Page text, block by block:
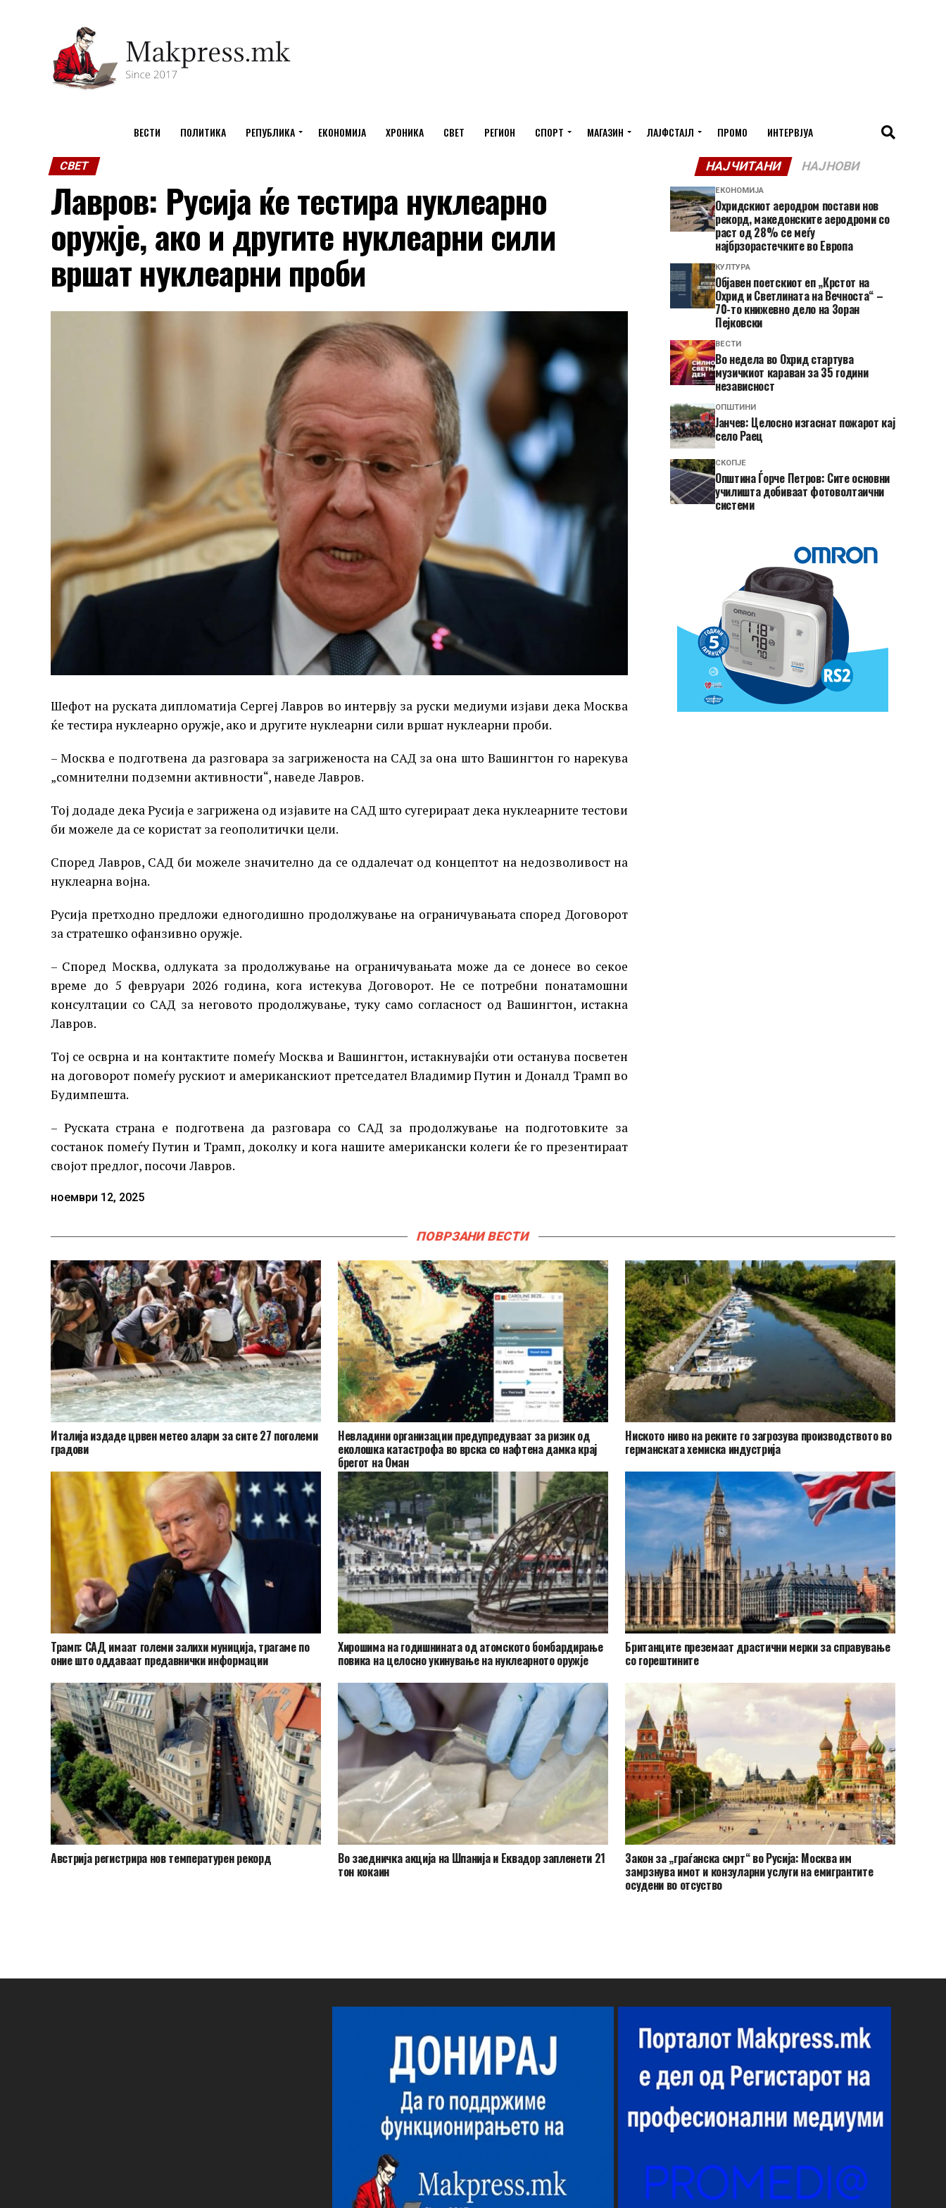
ВЕСТИ ПОЛИТИКА РЕПУБЛИКА ЕКОНОМИЈА ХРОНИКА СВЕТ РЕГИОН СПОРТ МАГАЗИН ЛАЈФСТАЈЛ ПРОМО ИНТЕРВЈУА
СВЕТ
Лавров: Русија ќе тестира нуклеарно
оружје, ако и другите нуклеарни сили
вршат нуклеарни проби
Шефот на руската дипломатија Сергеј Лавров во интервју за руски медиуми изјави дека Москва
ќе тестира нуклеарно оружје, ако и другите нуклеарни сили вршат нуклеарни проби.
– Москва е подготвена да разговара за загриженоста на САД за она што Вашингтон го нарекува
„сомнителни подземни активности“, наведе Лавров.
Тој додаде дека Русија е загрижена од изјавите на САД што сугерираат дека нуклеарните тестови
би можеле да се користат за геополитички цели.
Според Лавров, САД би можеле значително да се оддалечат од концептот на недозволивост на
нуклеарна војна.
Русија претходно предложи едногодишно продолжување на ограничувањата според Договорот
за стратешко офанзивно оружје.
– Според Москва, одлуката за продолжување на ограничувањата може да се донесе во секое
време до 5 февруари 2026 година, кога истекува Договорот. Не се потребни понатамошни
консултации со САД за неговото продолжување, туку само согласност од Вашингтон, истакна
Лавров.
Тој се осврна и на контактите помеѓу Москва и Вашингтон, истакнувајќи оти останува посветен
на договорот помеѓу рускиот и американскиот претседател Владимир Путин и Доналд Трамп во
Будимпешта.
– Руската страна е подготвена да разговара со САД за продолжување на подготовките за
состанок помеѓу Путин и Трамп, доколку и кога нашите американски колеги ќе го презентираат
својот предлог, посочи Лавров.
ноември 12, 2025
НАЈЧИТАНИ НАЈНОВИ
ЕКОНОМИЈА
Охридскиот аеродром постави нов
рекорд, македонските аеродроми со
раст од 28% се меѓу
најбрзорастечките во Европа
КУЛТУРА
Објавен поетскиот еп „Крстот на
Охрид и Светлината на Вечноста“ –
70-то книжевно дело на Зоран
Пејковски
ВЕСТИ
Во недела во Охрид стартува
музичкиот караван за 35 години
независност
ОПШТИНИ
Јанчев: Целосно изгаснат пожарот кај
село Раец
СКОПЈЕ
Општина Ѓорче Петров: Сите основни
училишта добиваат фотоволтаични
системи
ПОВРЗАНИ ВЕСТИ
Италија издаде црвен метео аларм за сите 27 поголеми
градови
Невладини организации предупредуваат за ризик од
еколошка катастрофа во врска со нафтена дамка крај
брегот на Оман
Ниското ниво на реките го загрозува производството во
германската хемиска индустрија
Трамп: САД имаат големи залихи муниција, трагаме по
оние што оддаваат предавнички информации
Хирошима на годишнината од атомското бомбардирање
повика на целосно укинување на нуклеарното оружје
Британците преземаат драстични мерки за справување
со горештините
Австрија регистрира нов температурен рекорд Во заедничка акција на Шпанија и Еквадор запленети 21
тон кокаин
Закон за „граѓанска смрт“ во Русија: Москва им
замрзнува имот и конзуларни услуги на емигрантите
осудени во отсуство